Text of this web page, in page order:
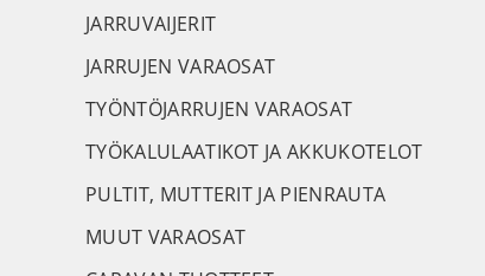
JARRUVAIJERIT
JARRUJEN VARAOSAT
TYÖNTÖJARRUJEN VARAOSAT
TYÖKALULAATIKOT JA AKKUKOTELOT
PULTIT, MUTTERIT JA PIENRAUTA
MUUT VARAOSAT